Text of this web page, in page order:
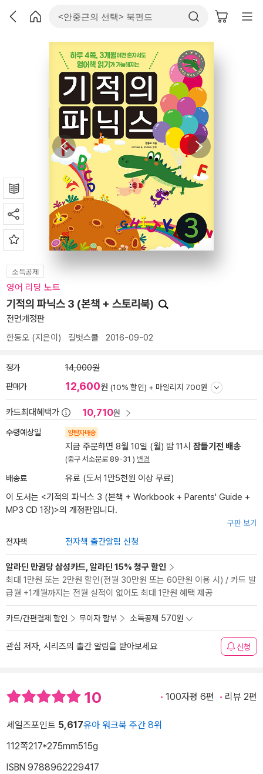
소득공제
영어 리딩 노트
기적의 파닉스 3 (본책 + 스토리북)
전면개정판
한동오 (지은이) 길벗스쿨 2016-09-02
정가 14,000원
판매가 12,600원 (10% 할인) + 마일리지 700원
카드최대혜택가 10,710원
수령예상일 양탄자배송
지금 주문하면 8월 10일 (월) 밤 11시 잠들기전 배송
(중구 서소문로 89-31 ) 변경
배송료
유료 (도서 1만5천원 이상 무료)
이 도서는 <기적의 파닉스 3 (본책 + Workbook + Parents' Guide +
MP3 CD 1장)>의 개정판입니다.
구판 보기
전자책 전자책 출간알림 신청
알라딘 만권당 삼성카드, 알라딘 15% 청구 할인
최대 1만원 또는 2만원 할인(전월 30만원 또는 60만원 이용 시) / 카드 발
급월 +1개월까지는 전월 실적이 없어도 최대 1만원 혜택 제공
카드/간편결제 할인 무이자 할부 소득공제 570원
관심 저자, 시리즈의 출간 알림을 받아보세요 신청
10 100자평 6편 리뷰 2편
세일즈포인트 5,617유아 워크북 주간 8위
112쪽217*275mm515g
ISBN 9788962229417